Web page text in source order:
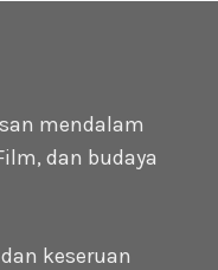
mendalam
dan budaya
keseruan